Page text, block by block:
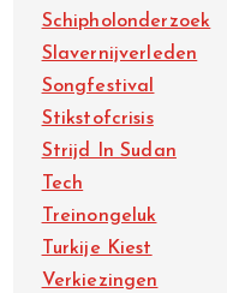
Schipholonderzoek
Slavernijverleden
Songfestival
Stikstofcrisis
Strijd In Sudan
Tech
Treinongeluk
Turkije Kiest
Verkiezingen